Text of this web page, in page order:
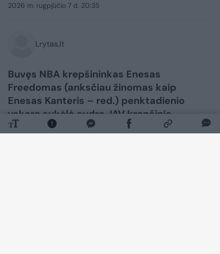
2026 m. rugpjūčio 7 d. 20:35
Lrytas.lt
Buvęs NBA krepšininkas Enesas
Freedomas (anksčiau žinomas kaip
Enesas Kanteris – red.) penktadienio
vakarą sukėlė audrą JAV krepšinio
pasaulyje.